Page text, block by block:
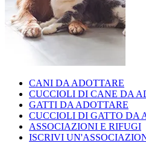
CANI DA ADOTTARE
CUCCIOLI DI CANE DA
GATTI DA ADOTTARE
CUCCIOLI DI GATTO DA
ASSOCIAZIONI E RIFUGI
ISCRIVI